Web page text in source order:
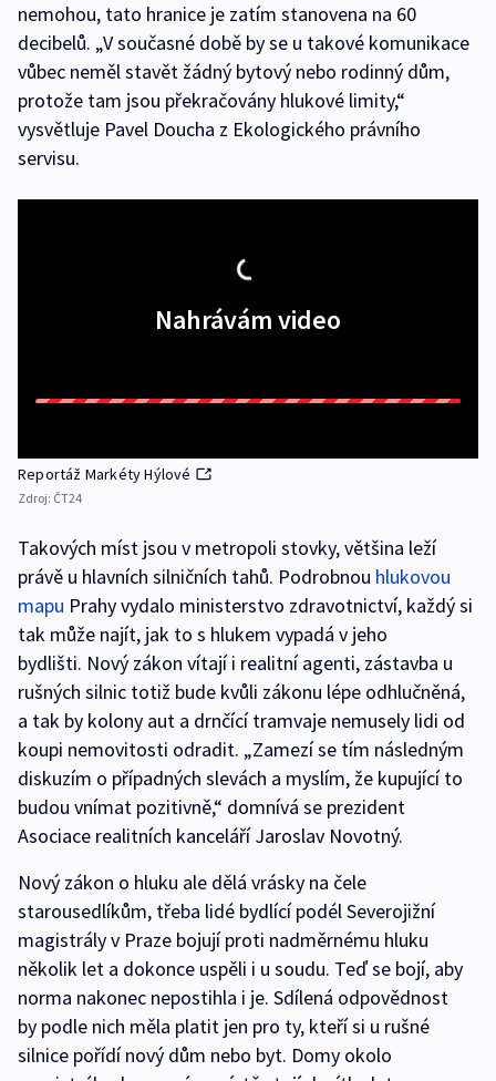
nemohou, tato hranice je zatím stanovena na 60
decibelů. „V současné době by se u takové komunikace
vůbec neměl stavět žádný bytový nebo rodinný dům,
protože tam jsou překračovány hlukové limity,“
vysvětluje Pavel Doucha z Ekologického právního
servisu.
Nahrávám video
Reportáž Markéty Hýlové
Zdroj: ČT24
Takových míst jsou v metropoli stovky, většina leží
právě u hlavních silničních tahů. Podrobnou hlukovou
mapu Prahy vydalo ministerstvo zdravotnictví, každý si
tak může najít, jak to s hlukem vypadá v jeho
bydlišti. Nový zákon vítají i realitní agenti, zástavba u
rušných silnic totiž bude kvůli zákonu lépe odhlučněná,
a tak by kolony aut a drnčící tramvaje nemusely lidi od
koupi nemovitosti odradit. „Zamezí se tím následným
diskuzím o případných slevách a myslím, že kupující to
budou vnímat pozitivně,“ domnívá se prezident
Asociace realitních kanceláří Jaroslav Novotný.
Nový zákon o hluku ale dělá vrásky na čele
starousedlíkům, třeba lidé bydlící podél Severojižní
magistrály v Praze bojují proti nadměrnému hluku
několik let a dokonce uspěli i u soudu. Teď se bojí, aby
norma nakonec nepostihla i je. Sdílená odpovědnost
by podle nich měla platit jen pro ty, kteří si u rušné
silnice pořídí nový dům nebo byt. Domy okolo